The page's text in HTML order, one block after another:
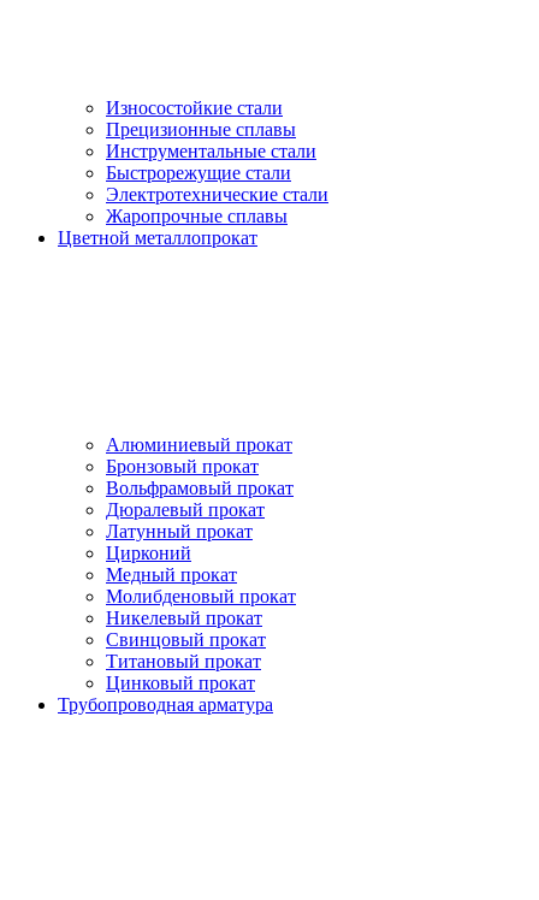
Износостойкие стали
Прецизионные сплавы
Инструментальные стали
Быстрорежущие стали
Электротехнические стали
Жаропрочные сплавы
Цветной металлопрокат
Алюминиевый прокат
Бронзовый прокат
Вольфрамовый прокат
Дюралевый прокат
Латунный прокат
Цирконий
Медный прокат
Молибденовый прокат
Никелевый прокат
Свинцовый прокат
Титановый прокат
Цинковый прокат
Трубопроводная арматура